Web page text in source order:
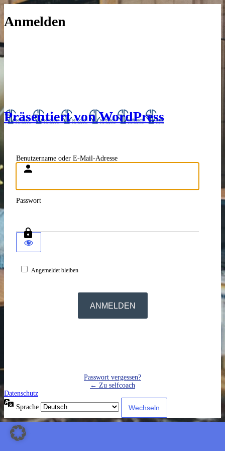
Anmelden
Präsentiert von WordPress
Benutzername oder E-Mail-Adresse
Passwort
Angemeldet bleiben
Passwort vergessen?
← Zu selfcoach
Datenschutz
Sprache